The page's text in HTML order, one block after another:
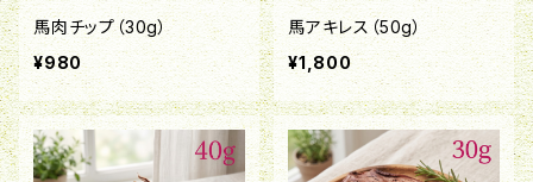
馬肉チップ（30g）
¥980
馬アキレス（50g）
¥1,800